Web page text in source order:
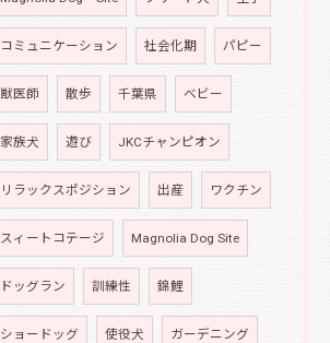
コミュニケーション 社会化期 パピー
獣医師 散歩 千葉県 ベビー
家族犬 遊び JKCチャンピオン
リラックスポジション 出産 ワクチン
スィートコテージ Magnolia Dog Site
ドッグラン 訓練性 錦鯉
ショードッグ 使役犬 ガーデニング